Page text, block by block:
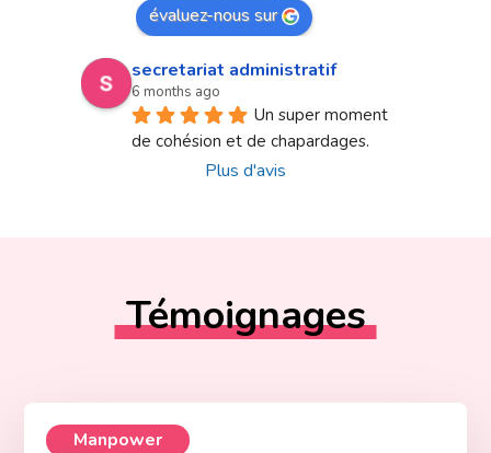
évaluez-nous sur
secretariat administratif
6 months ago
Un super moment
de cohésion et de chapardages.
Plus d'avis
Témoignages
Manpower